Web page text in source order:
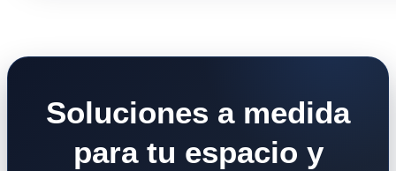
Soluciones a medida
para tu espacio y